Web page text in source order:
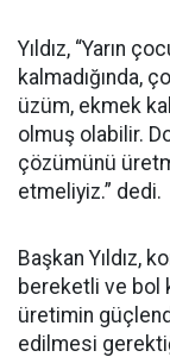
Yıldız, “Yarın
kalmadığında,
üzüm, ekmek
olmuş olabilir.
çözümünü
etmeliyiz.” dedi.
Başkan Yıldız,
bereketli ve bol
üretimin
edilmesi